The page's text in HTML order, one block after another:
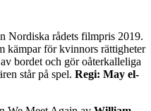
Nordiska rådets filmpris 2019.
kämpar för kvinnors rättigheter
bordet och gör oåterkalleliga
står på spel. Regi: May el-